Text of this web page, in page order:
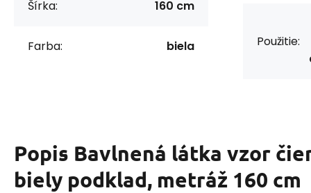
Šírka: 160 cm
Farba: biela
Použitie:
Popis Bavlnená látka vzor
biely podklad, metráž 160 cm